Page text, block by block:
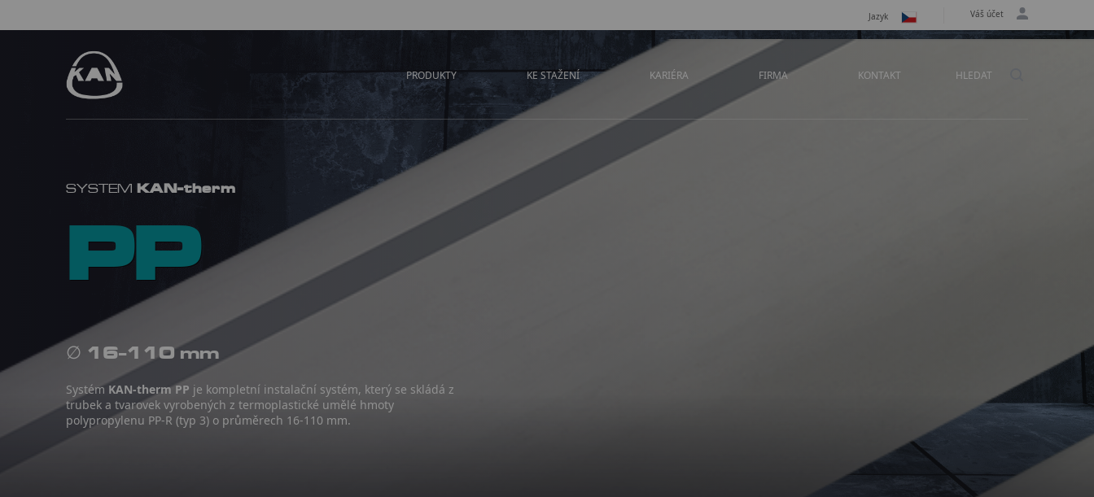
Jazyk Váš účet
PRODUKTY KE STAŽENÍ KARIÉRA FIRMA KONTAKT HLEDAT
SYSTEM KAN-therm
PP
∅ 16-110 mm
Systém KAN-therm PP je kompletní instalační systém, který se skládá z
trubek a tvarovek vyrobených z termoplastické umělé hmoty
polypropylenu PP-R (typ 3) o průměrech 16-110 mm.